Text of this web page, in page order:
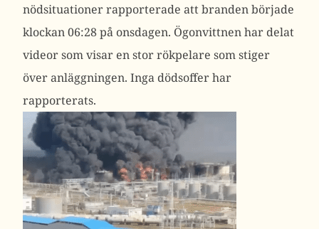
nödsituationer rapporterade att branden började
klockan 06:28 på onsdagen. Ögonvittnen har delat
videor som visar en stor rökpelare som stiger
över anläggningen. Inga dödsoffer har
rapporterats.